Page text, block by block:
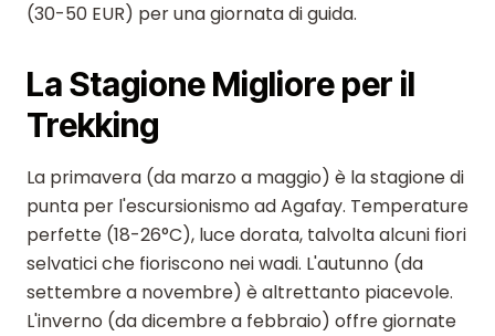
(30-50 EUR) per una giornata di guida.
La Stagione Migliore per il
Trekking
La primavera (da marzo a maggio) è la stagione di
punta per l'escursionismo ad Agafay. Temperature
perfette (18-26°C), luce dorata, talvolta alcuni fiori
selvatici che fioriscono nei wadi. L'autunno (da
settembre a novembre) è altrettanto piacevole.
L'inverno (da dicembre a febbraio) offre giornate